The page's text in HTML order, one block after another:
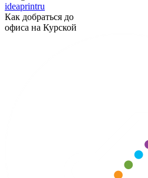
ideaprintru
Как добраться до
офиса на Курской